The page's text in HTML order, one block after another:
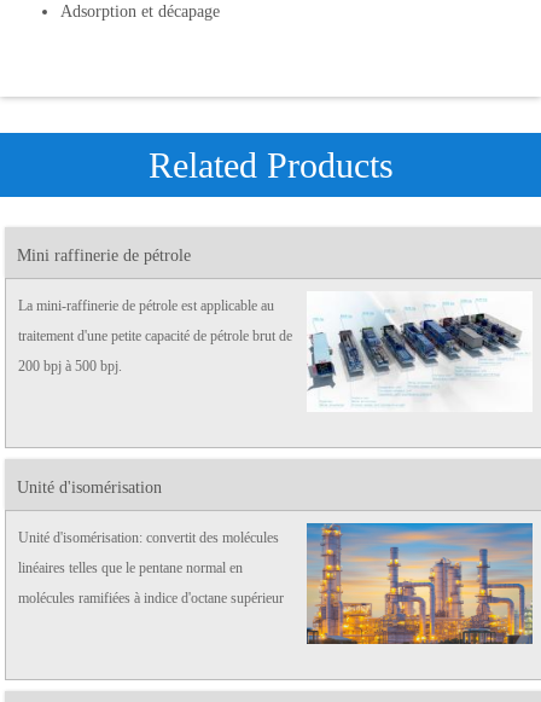
Adsorption et décapage
Related Products
Mini raffinerie de pétrole
La mini-raffinerie de pétrole est applicable au
traitement d'une petite capacité de pétrole brut de
200 bpj à 500 bpj.
Unité d'isomérisation
Unité d'isomérisation: convertit des molécules
linéaires telles que le pentane normal en
molécules ramifiées à indice d'octane supérieur
normal linéair